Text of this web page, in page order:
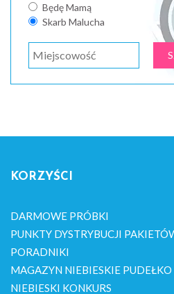
Będę Mamą
Skarb Malucha
KORZYŚCI
DARMOWE PRÓBKI
PUNKTY DYSTRYBUCJI
PORADNIKI
MAGAZYN NIEBIESKIE PUDEŁKO
NIEBIESKI KONKURS